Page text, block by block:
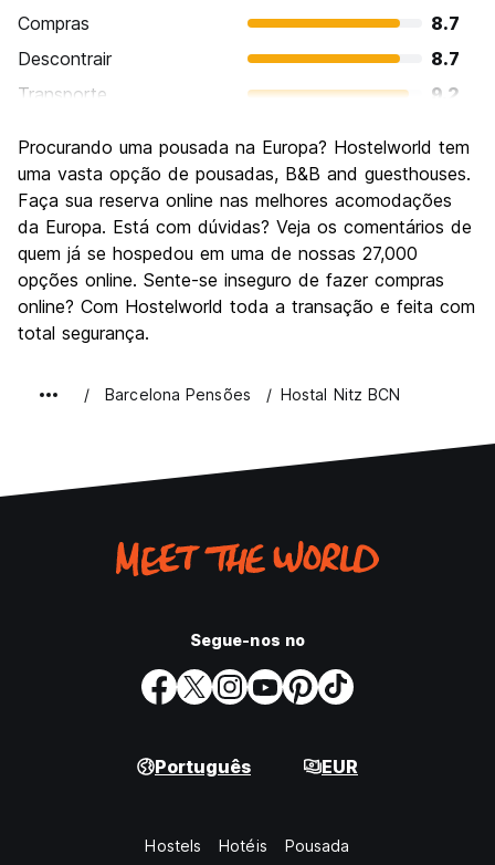
Compras
8.7
Descontrair
8.7
Transporte
9.2
Cultura
9.4
Festas / vida noturna
8.9
Custo-beneficio
8.1
Procurando uma pousada na Europa? Hostelworld tem
uma vasta opção de pousadas, B&B and guesthouses.
Faça sua reserva online nas melhores acomodações
da Europa. Está com dúvidas? Veja os comentários de
quem já se hospedou em uma de nossas 27,000
opções online. Sente-se inseguro de fazer compras
online? Com Hostelworld toda a transação e feita com
total segurança.
Barcelona Pensões Hostal Nitz BCN
Segue-nos no
Português EUR
Hostels Hotéis Pousada